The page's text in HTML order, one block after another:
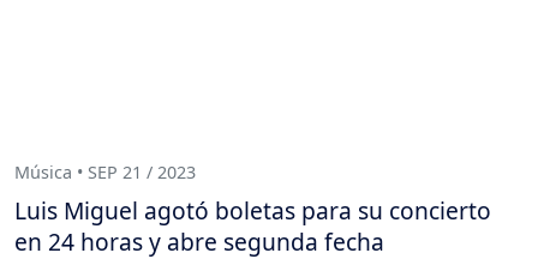
Música • SEP 21 / 2023
Luis Miguel agotó boletas para su concierto
en 24 horas y abre segunda fecha